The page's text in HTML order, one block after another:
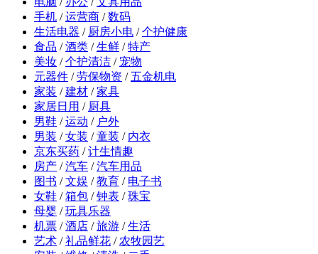
手机 / 运营商 / 数码
生活电器 / 厨房小电 / 个护健康
食品 / 酒类 / 生鲜 / 特产
美妆 / 个护清洁 / 宠物
元器件 / 劳保物资 / 五金机电
家装 / 建材 / 家具
家居日用 / 厨具
男鞋 / 运动 / 户外
男装 / 女装 / 童装 / 内衣
京东买药 / 计生情趣
房产 / 汽车 / 汽车用品
图书 / 文娱 / 教育 / 电子书
女鞋 / 箱包 / 钟表 / 珠宝
母婴 / 玩具乐器
机票 / 酒店 / 旅游 / 生活
艺术 / 礼品鲜花 / 农牧园艺